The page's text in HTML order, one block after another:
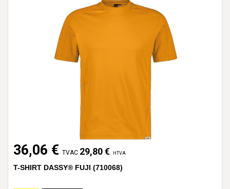
36,06 € TVAC 29,80 € HTVA
T-SHIRT DASSY® FUJI (710068)